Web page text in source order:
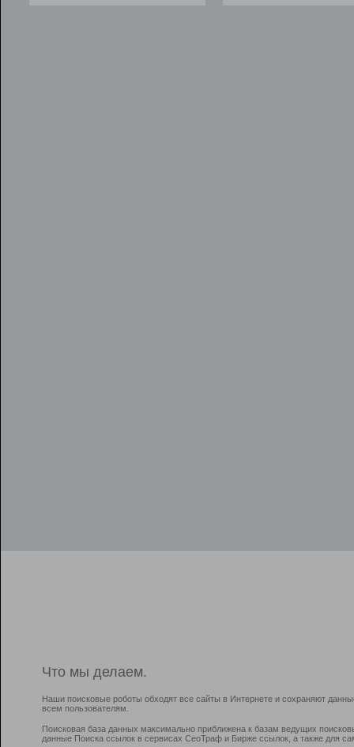
Что мы делаем.
Наши поисковые роботы обходят все сайты в Интернете и сохраняют
всем пользователям.
Поисковая база данных максимально приближена к базам ведущих
данные Поиска ссылок в сервисах СеоТраф и Бирже ссылок, а также для